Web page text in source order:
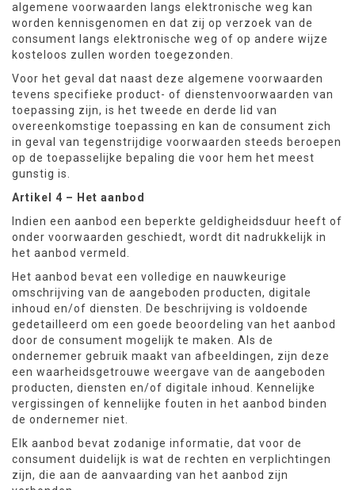
algemene voorwaarden langs elektronische weg kan
worden kennisgenomen en dat zij op verzoek van de
consument langs elektronische weg of op andere wijze
kosteloos zullen worden toegezonden.
Voor het geval dat naast deze algemene voorwaarden
tevens specifieke product- of dienstenvoorwaarden van
toepassing zijn, is het tweede en derde lid van
overeenkomstige toepassing en kan de consument zich
in geval van tegenstrijdige voorwaarden steeds beroepen
op de toepasselijke bepaling die voor hem het meest
gunstig is.
Artikel 4 – Het aanbod
Indien een aanbod een beperkte geldigheidsduur heeft of
onder voorwaarden geschiedt, wordt dit nadrukkelijk in
het aanbod vermeld.
Het aanbod bevat een volledige en nauwkeurige
omschrijving van de aangeboden producten, digitale
inhoud en/of diensten. De beschrijving is voldoende
gedetailleerd om een goede beoordeling van het aanbod
door de consument mogelijk te maken. Als de
ondernemer gebruik maakt van afbeeldingen, zijn deze
een waarheidsgetrouwe weergave van de aangeboden
producten, diensten en/of digitale inhoud. Kennelijke
vergissingen of kennelijke fouten in het aanbod binden
de ondernemer niet.
Elk aanbod bevat zodanige informatie, dat voor de
consument duidelijk is wat de rechten en verplichtingen
zijn, die aan de aanvaarding van het aanbod zijn